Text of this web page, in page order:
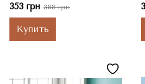
353 грн 388 грн
Купить